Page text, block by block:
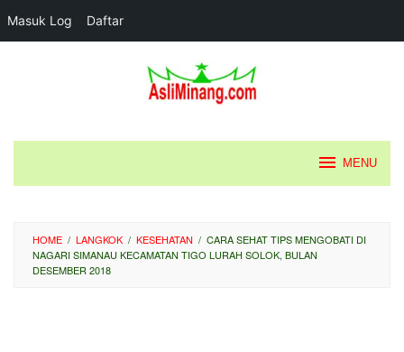
Masuk Log Daftar
MENU
HOME / LANGKOK / KESEHATAN / CARA SEHAT TIPS MENGOBATI DI
NAGARI SIMANAU KECAMATAN TIGO LURAH SOLOK, BULAN
DESEMBER 2018